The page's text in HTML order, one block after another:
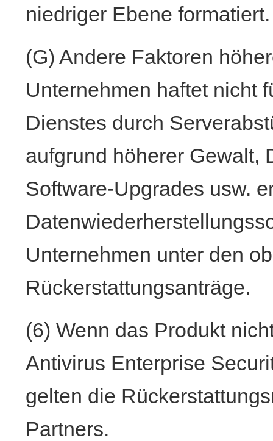
niedriger Ebene formatiert.
(G) Andere Faktoren
Unternehmen haftet nicht
Dienstes durch
aufgrund höherer Gewalt,
Software-Upgrades usw.
Unternehmen unter den
Rückerstattungsanträge.
(6) Wenn das Produkt
Antivirus Enterprise
gelten die
Partners.